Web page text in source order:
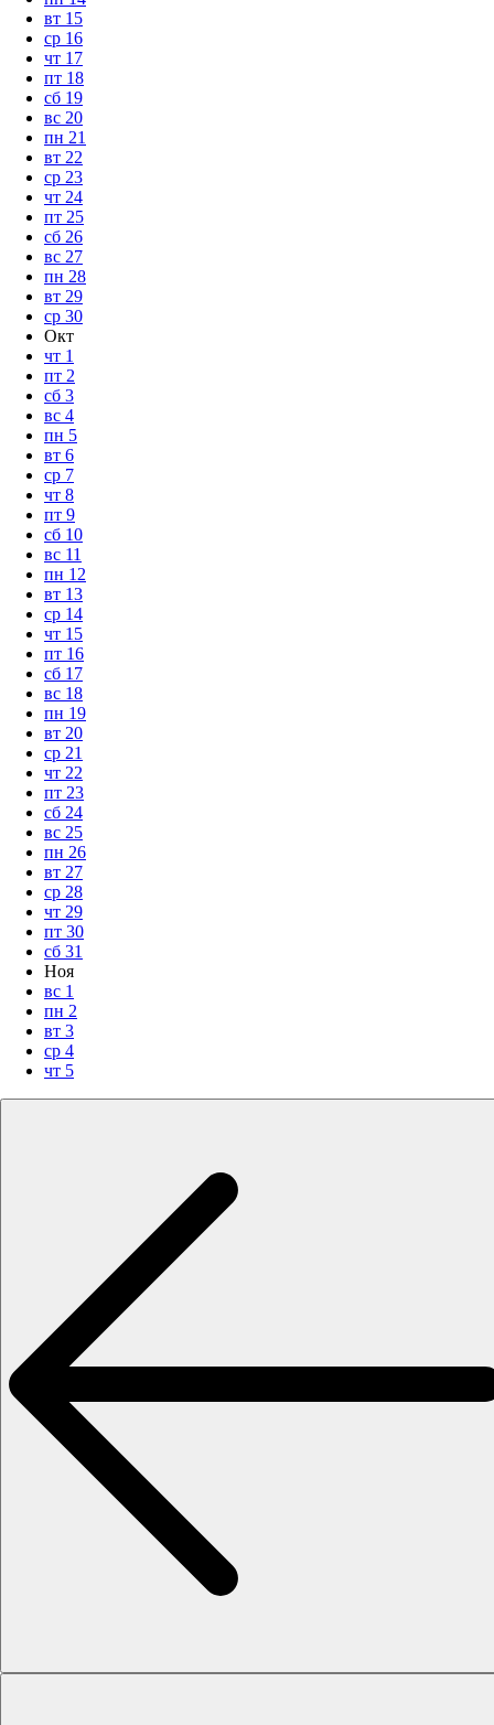
вт 15
ср 16
чт 17
пт 18
сб 19
вс 20
пн 21
вт 22
ср 23
чт 24
пт 25
сб 26
вс 27
пн 28
вт 29
ср 30
Окт
чт 1
пт 2
сб 3
вс 4
пн 5
вт 6
ср 7
чт 8
пт 9
сб 10
вс 11
пн 12
вт 13
ср 14
чт 15
пт 16
сб 17
вс 18
пн 19
вт 20
ср 21
чт 22
пт 23
сб 24
вс 25
пн 26
вт 27
ср 28
чт 29
пт 30
сб 31
Ноя
вс 1
пн 2
вт 3
ср 4
чт 5